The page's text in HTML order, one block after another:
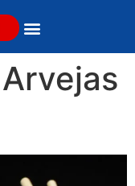
Arvejas